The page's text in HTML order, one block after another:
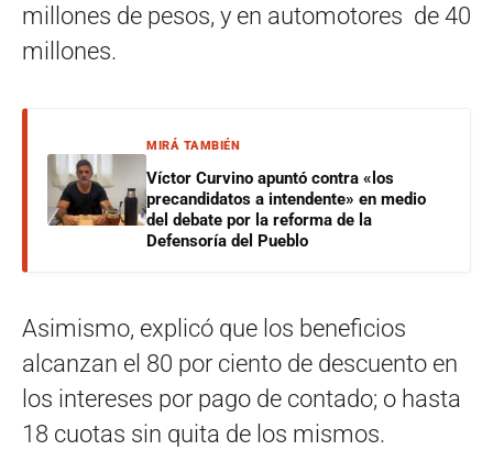
millones de pesos, y en automotores de 40
millones.
MIRÁ TAMBIÉN
Víctor Curvino apuntó contra «los
precandidatos a intendente» en medio
del debate por la reforma de la
Defensoría del Pueblo
Asimismo, explicó que los beneficios
alcanzan el 80 por ciento de descuento en
los intereses por pago de contado; o hasta
18 cuotas sin quita de los mismos.